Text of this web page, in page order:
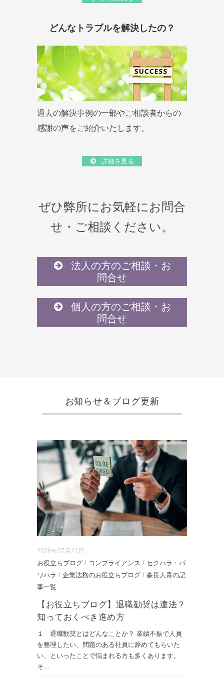
どんなトラブルを解決したの？
過去の解決事例の一部やご相談者からの
感謝の声をご紹介いたします。
詳細を見る
ぜひ弊所にお気軽にお問合
せ・ご相談ください。
法人の方のご相談・お
問合せ
個人の方のご相談・お
問合せ
お知らせ＆ブログ更新
2026年07月21日
お役立ちブログ / コンプライアンス / セクハラ・パ
ワハラ / 企業法務のお役立ちブログ / 森長大貴の記
事一覧
【お役立ちブログ】退職勧奨は違法？
知っておくべき進め方
１ 退職勧奨とはどんなことか？ 業績不振で人員
を整理したい、問題のある社員に辞めてもらいた
い、といったことで悩まれる方も多くあります。
そ...